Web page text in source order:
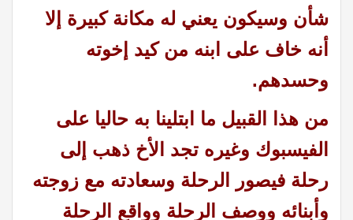
شأن وسيكون يعني له مكانة كبيرة إلا
أنه خاف على ابنه من كيد إخوته
وحسدهم.
من هذا القبيل ما ابتلينا به حاليا على
الفيسبوك وغيره تجد الأخ ذهب إلى
رحلة فيصور الرحلة وسعادته مع زوجته
وأبنائه ووصف الرحلة وواقع الرحلة